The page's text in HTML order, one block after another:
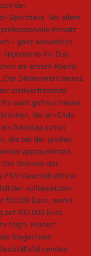
der
Sporthalle. Vor allem
Einsatz
– ganz wesentlich
ihr. Das
am ersten Abend
Stellenwert dieses
stellvertretende
auch gefreut haben,
die am Ende
Samstag schon
die bei der großen
applaudierten,
Gründer der
FSV-Geschäftsführer
der vollbesetzten
50.000 Euro, womit
auf 100.000 Euro
folgt). Reinert
Siegerteam